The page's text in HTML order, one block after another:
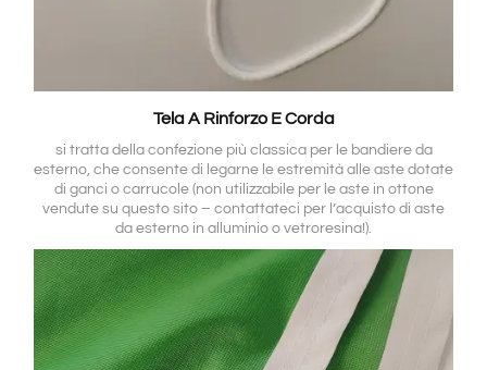
Tela A Rinforzo E Corda
si tratta della confezione più classica per le bandiere da
esterno, che consente di legarne le estremità alle aste dotate
di ganci o carrucole (non utilizzabile per le aste in ottone
vendute su questo sito – contattateci per l’acquisto di aste
da esterno in alluminio o vetroresina!).